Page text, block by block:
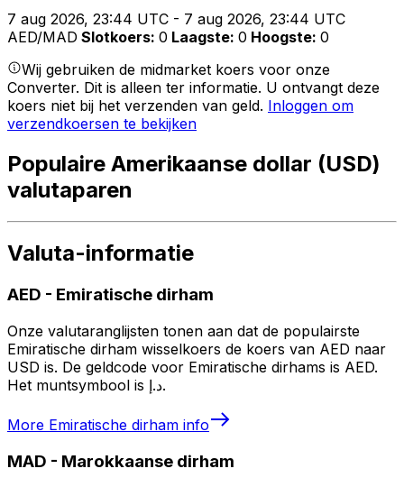
7 aug 2026, 23:44 UTC - 7 aug 2026, 23:44 UTC
AED/MAD Slotkoers: 0 Laagste: 0 Hoogste: 0
Wij gebruiken de midmarket koers voor onze
Converter. Dit is alleen ter informatie. U ontvangt deze
koers niet bij het verzenden van geld. Inloggen om
verzendkoersen te bekijken
Populaire Amerikaanse dollar (USD)
valutaparen
Valuta-informatie
AED - Emiratische dirham
Onze valutaranglijsten tonen aan dat de populairste
Emiratische dirham wisselkoers de koers van AED naar
USD is. De geldcode voor Emiratische dirhams is AED.
Het muntsymbool is د.إ.
More Emiratische dirham info
MAD - Marokkaanse dirham